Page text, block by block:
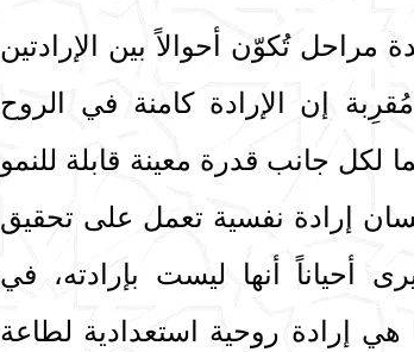
مراحل تُكوّن أحوالاً بين الإرادتين
إن الإرادة كامنة في الروح
جانب قدرة معينة قابلة للنمو
إرادة نفسية تعمل على تحقيق
أحياناً أنها ليست بإرادته، في
هي إرادة روحية استعدادية لطاعة